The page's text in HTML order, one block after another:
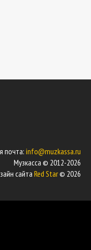
почта: info@muzkassa.ru
Музкасса © 2012-2026
сайтаRed Star© 2026